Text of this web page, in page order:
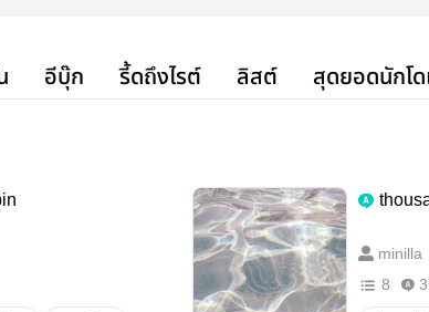
อีบุ๊ก รี้ดถึงไรต์ ลิสต์ สุดยอดนักโ
minilla
8